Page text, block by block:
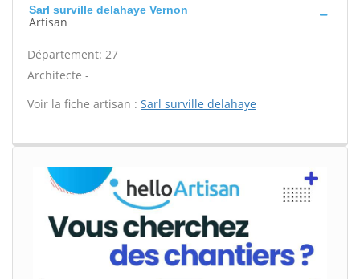
Sarl surville delahaye Vernon
Artisan
Département: 27
Architecte -
Voir la fiche artisan : Sarl surville delahaye